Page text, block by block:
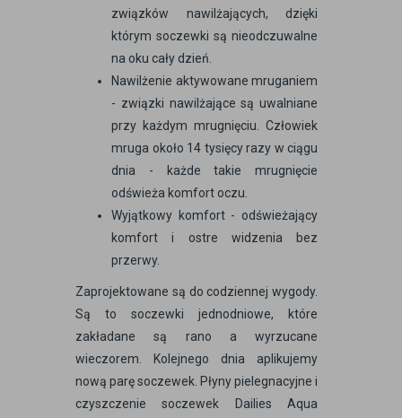
związków nawilżających, dzięki
którym soczewki są nieodczuwalne
na oku cały dzień.
Nawilżenie aktywowane mruganiem
- związki nawilżające są uwalniane
przy każdym mrugnięciu. Człowiek
mruga około 14 tysięcy razy w ciągu
dnia - każde takie mrugnięcie
odświeża komfort oczu.
Wyjątkowy komfort - odświeżający
komfort i ostre widzenia bez
przerwy.
Zaprojektowane są do codziennej wygody.
Są to soczewki jednodniowe, które
zakładane są rano a wyrzucane
wieczorem. Kolejnego dnia aplikujemy
nową parę soczewek. Płyny pielegnacyjne i
czyszczenie soczewek Dailies Aqua